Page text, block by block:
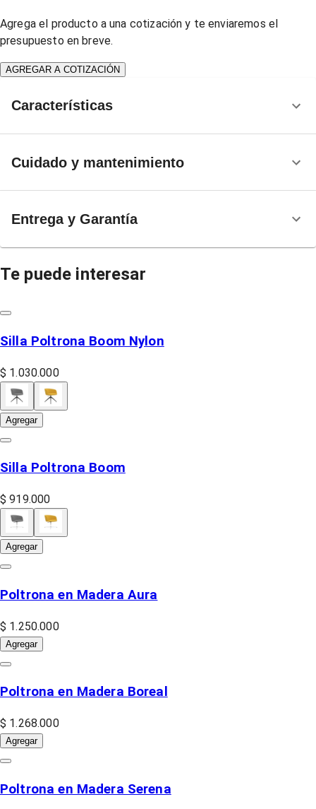
Agrega el producto a una cotización y te enviaremos el
presupuesto en breve.
AGREGAR A COTIZACIÓN
Características
Cuidado y mantenimiento
Entrega y Garantía
Te puede interesar
Silla Poltrona Boom Nylon
$ 1.030.000
Agregar
Silla Poltrona Boom
$ 919.000
Agregar
Poltrona en Madera Aura
$ 1.250.000
Agregar
Poltrona en Madera Boreal
$ 1.268.000
Agregar
Poltrona en Madera Serena